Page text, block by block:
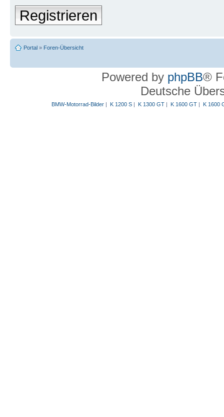
Registrieren
Portal » Foren-Übersicht
Powered by phpBB®
Deutsche
BMW-Motorrad-Bilder| K 1200 S| K 1300 GT| K 1600 GT| K 1600